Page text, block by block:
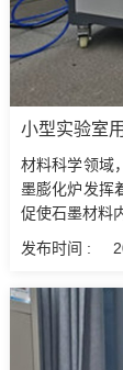
小型实验室
材料科学领域
墨膨化炉发挥
促使石墨材料
发布时间 :